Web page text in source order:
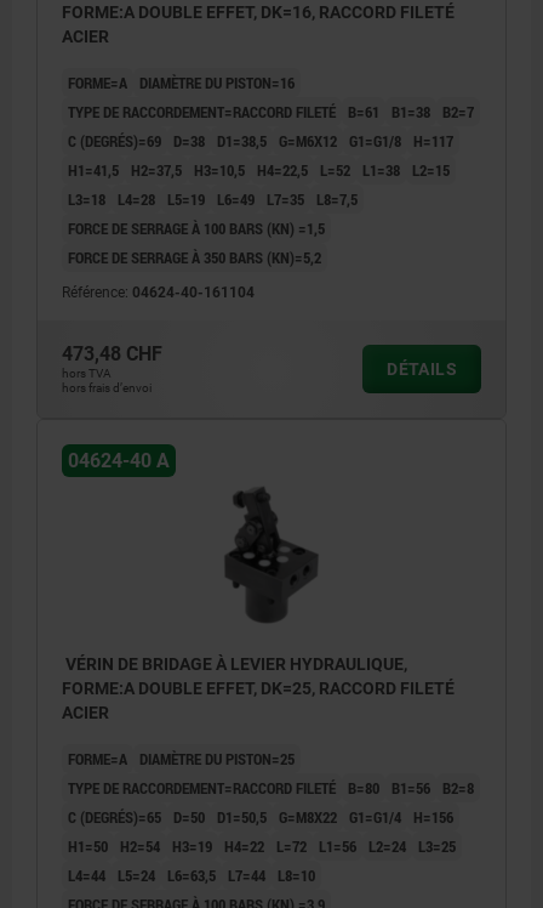
la butée de la poignée indexable
3) serrer
4) bords arrondis
5) pour le diamètre de piston 16 uniquement, ces trous
sont obturés par des bouchons filetés
FORME:A DOUBLE EFFET, DK=16, RACCORD FILETÉ
ACIER
FORME=A
DIAMÈTRE DU PISTON=16
TYPE DE RACCORDEMENT=RACCORD FILETÉ
B=61 B1=38
B2=7
C (DEGRÉS)=69
D=38 D1=38,5 G=M6X12 G1=G1/8
H=117
H1=41,5
H2=37,5 H3=10,5 H4=22,5 L=52 L1=38
L2=15
L3=18
L4=28 L5=19 L6=49 L7=35
L8=7,5
FORCE DE SERRAGE À 100 BARS (KN) =1,5
FORCE DE SERRAGE À 350 BARS (KN)=5,2
Référence: 04624-40-161104
473,48 CHF
hors TVA
hors frais d’envoi
DÉTAILS
04624-40 A
VÉRIN DE BRIDAGE À LEVIER HYDRAULIQUE,
FORME:A DOUBLE EFFET, DK=25, RACCORD FILETÉ
ACIER
FORME=A
DIAMÈTRE DU PISTON=25
TYPE DE RACCORDEMENT=RACCORD FILETÉ
B=80 B1=56
B2=8
C (DEGRÉS)=65
D=50 D1=50,5 G=M8X22 G1=G1/4
H=156
H1=50
H2=54 H3=19 H4=22 L=72 L1=56 L2=24
L3=25
L4=44
L5=24 L6=63,5 L7=44
L8=10